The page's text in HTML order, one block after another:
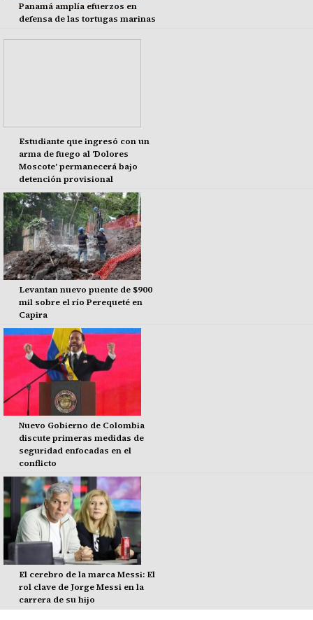
Panamá amplía efuerzos en
defensa de las tortugas marinas
Estudiante que ingresó con un
arma de fuego al 'Dolores
Moscote' permanecerá bajo
detención provisional
Levantan nuevo puente de $900
mil sobre el río Perequeté en
Capira
Nuevo Gobierno de Colombia
discute primeras medidas de
seguridad enfocadas en el
conflicto
El cerebro de la marca Messi: El
rol clave de Jorge Messi en la
carrera de su hijo